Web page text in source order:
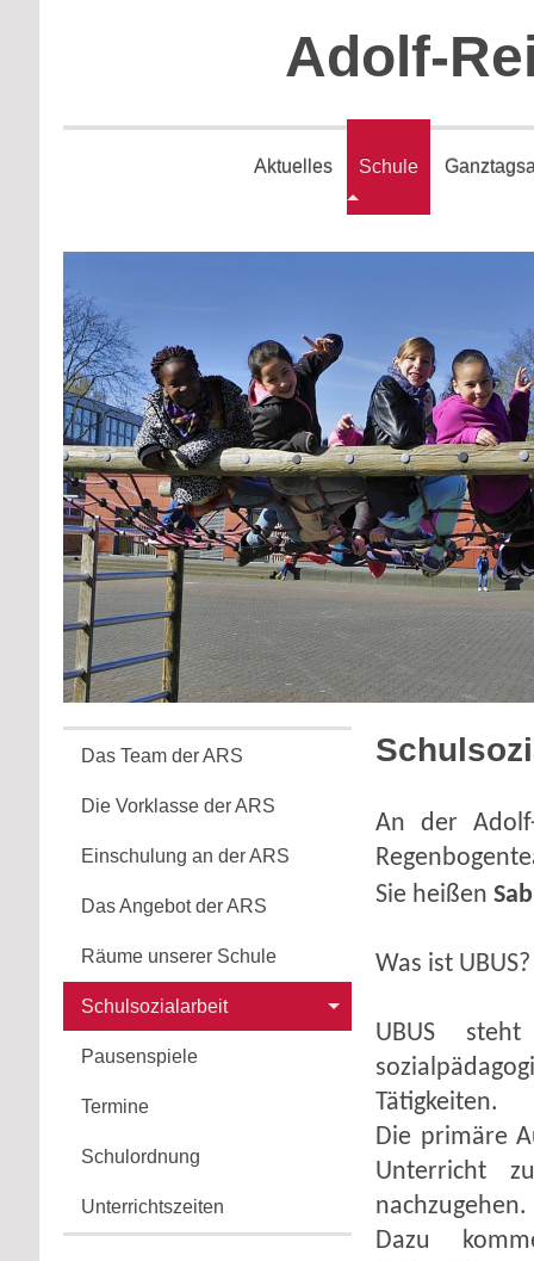
Adolf-
Aktuelles Schule
An der
Sie heißen
Was ist UBUS?
UBUS
Tätigkeiten.
Die primäre
Unterricht
nachzugehen.
Dazu
Das Team der ARS
Die Vorklasse der ARS
Einschulung an der ARS
Das Angebot der ARS
Räume unserer Schule
Schulsozialarbeit
Pausenspiele
Termine
Schulordnung
Unterrichtszeiten